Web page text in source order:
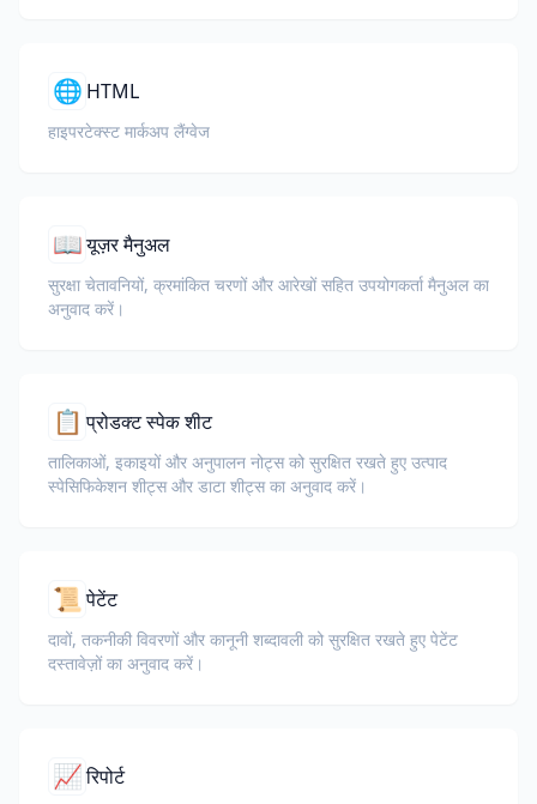
🌐 HTML
हाइपरटेक्स्ट मार्कअप लैंग्वेज
📖यूज़र मैनुअल
सुरक्षा चेतावनियों, क्रमांकित चरणों और आरेखों सहित उपयोगकर्ता मैनुअल का
अनुवाद करें।
📋 प्रोडक्ट स्पेक शीट
तालिकाओं, इकाइयों और अनुपालन नोट्स को सुरक्षित रखते हुए उत्पाद
स्पेसिफिकेशन शीट्स और डाटा शीट्स का अनुवाद करें।
📜 पेटेंट
दावों, तकनीकी विवरणों और कानूनी शब्दावली को सुरक्षित रखते हुए पेटेंट
दस्तावेज़ों का अनुवाद करें।
📈रिपोर्ट